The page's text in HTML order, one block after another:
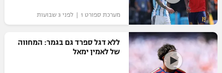
מערכת ספורט 1 | לפני 3 שבועות
ללא דגל ספרד גם בגמר: המחווה
של לאמין ימאל